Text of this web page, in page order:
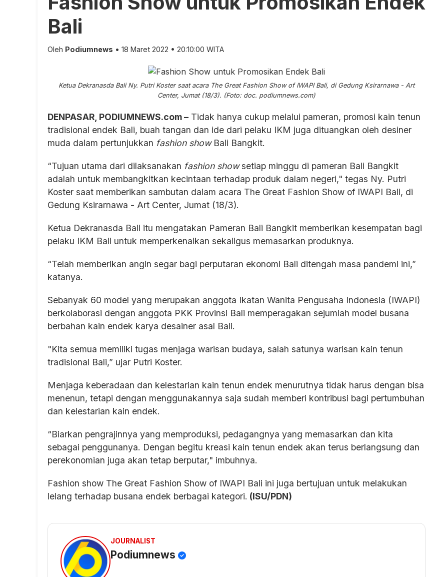
Bali
Oleh Podiumnews • 18 Maret 2022 • 20:10:00 WITA
Ketua Dekranasda Bali Ny. Putri Koster saat acara The Great Fashion Show of IWAPI Bali, di Gedung Ksirarnawa - Art
Center, Jumat (18/3). (Foto: doc. podiumnews.com)
DENPASAR, PODIUMNEWS.com – Tidak hanya cukup melalui pameran, promosi kain tenun
tradisional endek Bali, buah tangan dan ide dari pelaku IKM juga dituangkan oleh desiner
muda dalam pertunjukkan fashion showBali Bangkit.
“Tujuan utama dari dilaksanakan fashion showsetiap minggu di pameran Bali Bangkit
adalah untuk membangkitkan kecintaan terhadap produk dalam negeri," tegas Ny. Putri
Koster saat memberikan sambutan dalam acara The Great Fashion Show of IWAPI Bali, di
Gedung Ksirarnawa - Art Center, Jumat (18/3).
Ketua Dekranasda Bali itu mengatakan Pameran Bali Bangkit memberikan kesempatan bagi
pelaku IKM Bali untuk memperkenalkan sekaligus memasarkan produknya.
“Telah memberikan angin segar bagi perputaran ekonomi Bali ditengah masa pandemi ini,”
katanya.
Sebanyak 60 model yang merupakan anggota Ikatan Wanita Pengusaha Indonesia (IWAPI)
berkolaborasi dengan anggota PKK Provinsi Bali memperagakan sejumlah model busana
berbahan kain endek karya desainer asal Bali.
"Kita semua memiliki tugas menjaga warisan budaya, salah satunya warisan kain tenun
tradisional Bali,” ujar Putri Koster.
Menjaga keberadaan dan kelestarian kain tenun endek menurutnya tidak harus dengan bisa
menenun, tetapi dengan menggunakannya saja sudah memberi kontribusi bagi pertumbuhan
dan kelestarian kain endek.
“Biarkan pengrajinnya yang memproduksi, pedagangnya yang memasarkan dan kita
sebagai penggunanya. Dengan begitu kreasi kain tenun endek akan terus berlangsung dan
perekonomian juga akan tetap berputar," imbuhnya.
Fashion show The Great Fashion Show of IWAPI Bali ini juga bertujuan untuk melakukan
lelang terhadap busana endek berbagai kategori. (ISU/PDN)
JOURNALIST
Podiumnews